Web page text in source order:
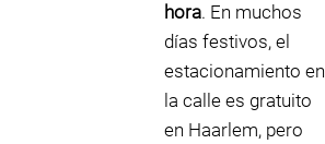
hora. En muchos
días festivos, el
estacionamiento en
la calle es gratuito
en Haarlem, pero